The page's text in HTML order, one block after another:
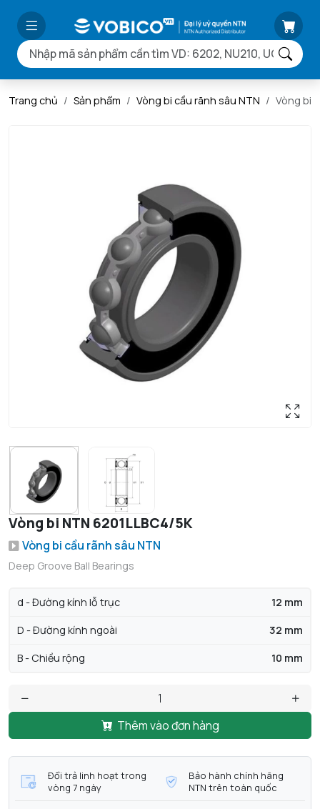
Trang chủ Sản phẩm Vòng bi cầu rãnh sâu NTN Vòng bi
Vòng bi NTN 6201LLBC4/5K
Vòng bi cầu rãnh sâu NTN
Deep Groove Ball Bearings
d - Đường kính lỗ trục 12 mm
D - Đường kính ngoài 32 mm
B - Chiều rộng 10 mm
Thêm vào đơn hàng
Đổi trả linh hoạt trong
vòng 7 ngày
Bảo hành chính hãng
NTN trên toàn quốc